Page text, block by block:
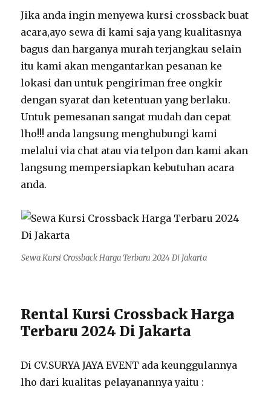
Jika anda ingin menyewa kursi crossback buat
acara,ayo sewa di kami saja yang kualitasnya
bagus dan harganya murah terjangkau selain
itu kami akan mengantarkan pesanan ke
lokasi dan untuk pengiriman free ongkir
dengan syarat dan ketentuan yang berlaku.
Untuk pemesanan sangat mudah dan cepat
lho!!! anda langsung menghubungi kami
melalui via chat atau via telpon dan kami akan
langsung mempersiapkan kebutuhan acara
anda.
Sewa Kursi Crossback Harga Terbaru 2024 Di Jakarta
Rental Kursi Crossback Harga
Terbaru 2024 Di Jakarta
Di CV.SURYA JAYA EVENT ada keunggulannya
lho dari kualitas pelayanannya yaitu :